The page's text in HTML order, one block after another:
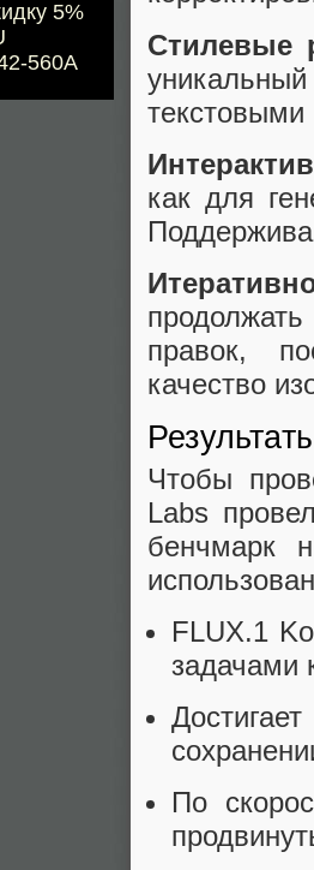
5%
560A
Стилевые
как для
правок,
качество
Чтобы
Labs
бенчмарк
FLUX.1
задачами
По